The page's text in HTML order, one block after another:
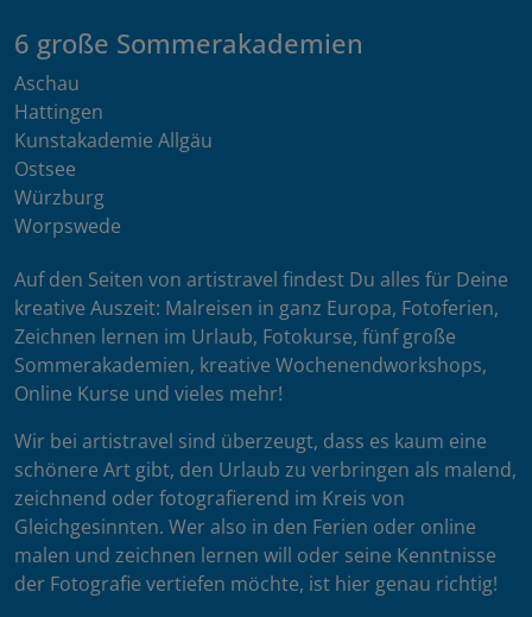
6 große Sommerakademien
Aschau
Hattingen
Kunstakademie Allgäu
Ostsee
Würzburg
Worpswede
Auf den Seiten von artistravel findest Du alles für Deine
kreative Auszeit: Malreisen in ganz Europa, Fotoferien,
Zeichnen lernen im Urlaub, Fotokurse, fünf große
Sommerakademien, kreative Wochenendworkshops,
Online Kurse und vieles mehr!
Wir bei artistravel sind überzeugt, dass es kaum eine
schönere Art gibt, den Urlaub zu verbringen als malend,
zeichnend oder fotografierend im Kreis von
Gleichgesinnten. Wer also in den Ferien oder online
malen und zeichnen lernen will oder seine Kenntnisse
der Fotografie vertiefen möchte, ist hier genau richtig!